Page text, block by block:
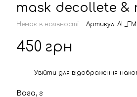
mask decollete &
Немає в наявності Артикул:
450 грн
Увійти для відображення
Вага, г